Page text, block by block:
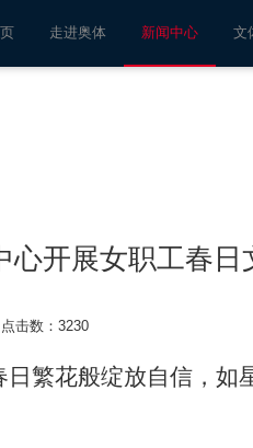
走进奥体 新闻中心 文
开展女职工春日
击数：3230
繁花般绽放自信，如